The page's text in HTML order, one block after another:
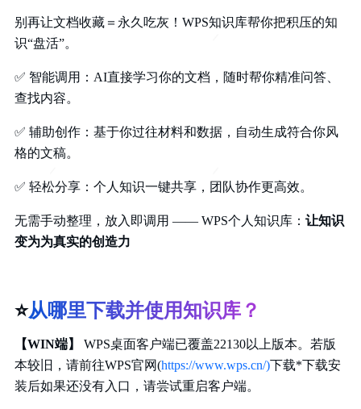
别再让文档收藏＝永久吃灰！WPS知识库帮你把积压的知
识“盘活”。
✅ 智能调用：AI直接学习你的文档，随时帮你精准问答、
查找内容。
✅ 辅助创作：基于你过往材料和数据，自动生成符合你风
格的文稿。
✅ 轻松分享：个人知识一键共享，团队协作更高效。
无需手动整理，放入即调用 —— WPS个人知识库： 让知识
变为为真实的创造力
⭐从哪里下载并使用知识库？
【WIN端】 WPS桌面客户端已覆盖22130以上版本。若版
本较旧，请前往WPS官网(https://www.wps.cn/)下载*下载安
装后如果还没有入口，请尝试重启客户端。